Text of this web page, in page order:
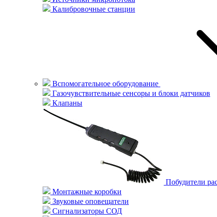
Калибровочные станции
Вспомогательное оборудование
Газочувствительные сенсоры и блоки датчиков
Клапаны
Побудители
Монтажные коробки
Звуковые оповещатели
Сигнализаторы СОД